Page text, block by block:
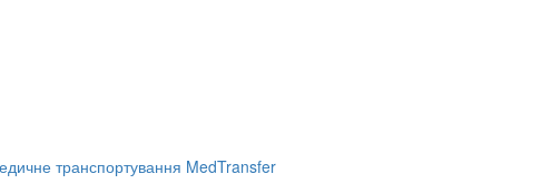
транспортування MedTransfer